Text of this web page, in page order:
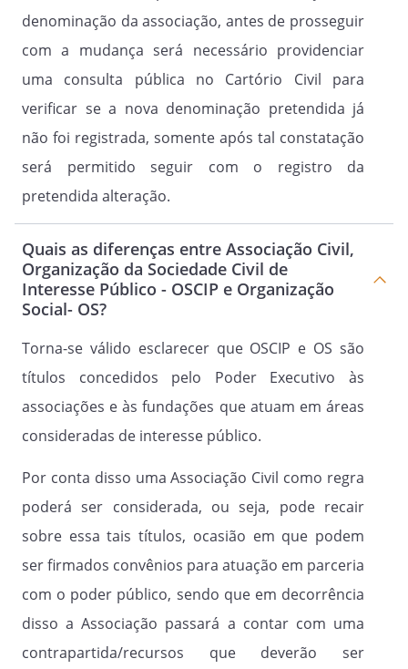
Aplicada a pena de exclusão, caberá
recurso, por parte do associado
excluído à Assembleia Geral, o qual
deverá, no prazo de 30 (trinta) dias
contados da decisão de sua exclusão,
através de notificação extrajudicial,
manifestar a intenção de ver a decisão
da Diretoria Executiva ser revisada, bem
como ser objeto de deliberação, em
última instância, por parte da
Parágrafo Quinto.
Uma vez excluído, qualquer que seja o
motivo, não terá oassociado o direito de
pleitear indenização ou compensação de
qualquer natureza,seja a que título for;
Parágrafo Sexto.
pagamento, poderá serreadmitido,
mediante o pagamento de seu débito
junto à tesouraria da Associação.
Artigo 12º.
Penalidades: As penas serão aplicadas
pela Diretoria Executiva e poderão
constituir-se em: Advertência por escrito;
denominação da associação, antes de prosseguir
com a mudança será necessário providenciar
uma consulta pública no Cartório Civil para
verificar se a nova denominação pretendida já
não foi registrada, somente após tal constatação
será permitido seguir com o registro da
pretendida alteração.
Quais as diferenças entre Associação Civil,
Organização da Sociedade Civil de
Interesse Público - OSCIP e Organização
Social- OS?
Torna-se válido esclarecer que OSCIP e OS são
títulos concedidos pelo Poder Executivo às
associações e às fundações que atuam em áreas
consideradas de interesse público.
Por conta disso uma Associação Civil como regra
poderá ser considerada, ou seja, pode recair
sobre essa tais títulos, ocasião em que podem
ser firmados convênios para atuação em parceria
com o poder público, sendo que em decorrência
disso a Associação passará a contar com uma
contrapartida/recursos que deverão ser